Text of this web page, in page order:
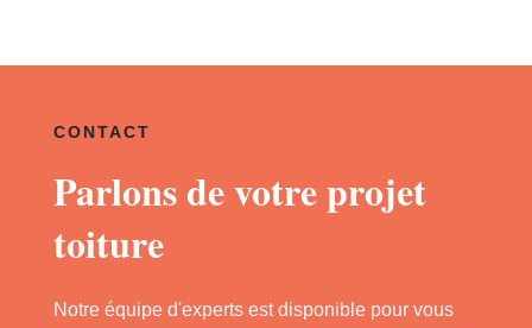
CONTACT
Parlons de votre projet
toiture
Notre équipe d'experts est disponible pour vous